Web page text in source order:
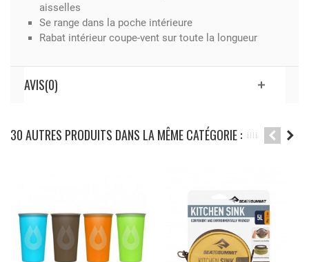
aisselles
Se range dans la poche intérieure
Rabat intérieur coupe-vent sur toute la longueur
AVIS(0)
30 AUTRES PRODUITS DANS LA MÊME CATÉGORIE :